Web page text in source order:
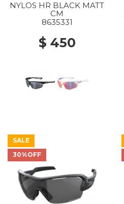
NYLOS HR BLACK MATT
CM
8635331
$ 450
SALE
30%OFF